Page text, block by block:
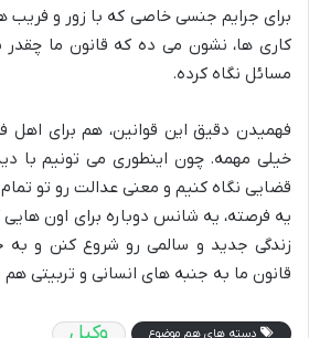
برای جرایم جنسی خاصی که با زور و فریب
کاری ها، نشون می ده که قانون ما
مسائل نگاه کرده.
فهمیدن دقیق این قوانین، هم برای اهل
خیلی مهمه. چون اینطوری می تونیم با
قضایی نگاه کنیم و معنی عدالت رو تو
یه فرصته، یه شانس دوباره برای اون هایی
زندگی جدید و سالمی رو شروع کنن و به
قانون ما به جنبه های انسانی و تربیتی هم
دسته های هم موضوع وکیل